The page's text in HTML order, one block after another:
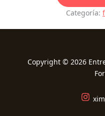
Categoría:
Copyright © 2026